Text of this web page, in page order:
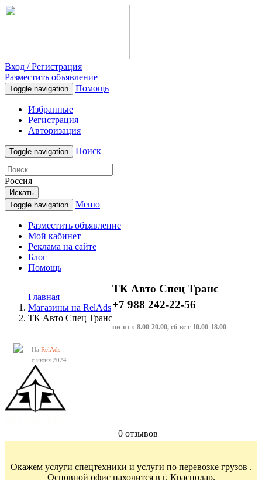
Вход / Регистрация
Разместить объявление
Toggle navigation Помощь
Избранные
Регистрация
Авторизация
Toggle navigation Поиск
Россия
Искать
Toggle navigation
Меню
Разместить объявление
Мой кабинет
Реклама на сайте
Блог
Помощь
Главная
Магазины на RelAds
ТК Авто Спец Транс
ТК Авто Спец Транс
+7 988 242-22-56
пн-пт с 8.00-20.00, сб-вс с 10.00-18.00
На RelAds
с июня 2024
0 отзывов
Окажем услуги спецтехники и услуги по перевозке грузов .
Основной офис находится в г. Краснодар.